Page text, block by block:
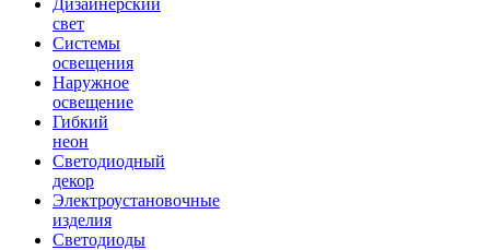
Дизайнерский
свет
Системы
освещения
Наружное
освещение
Гибкий
неон
Светодиодный
декор
Электроустановочные
изделия
Светодиоды